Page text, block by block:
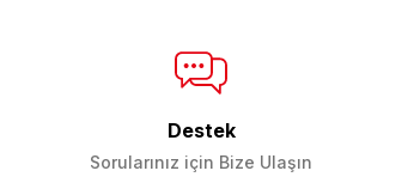
Destek
Sorularınız için Bize Ulaşın